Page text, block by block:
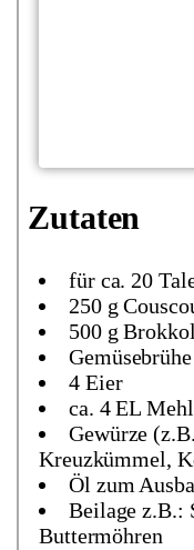
Zutaten
für ca. 20
250 g
500 g
Gemüsebrühe
4 Eier
ca. 4 EL Mehl
Gewürze
Kreuzkümmel,
Öl zum
Beilage z.B.:
Buttermöhren